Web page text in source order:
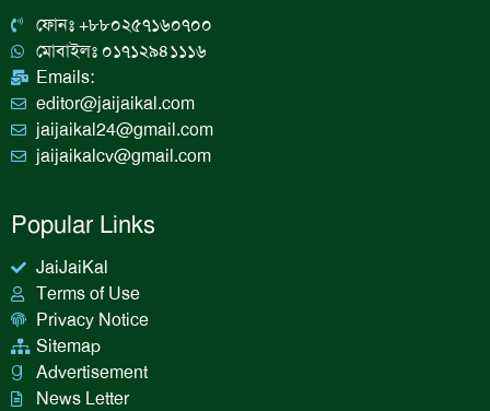
a
m
n
ফোনঃ +৮৮০২৫৭১৬০৭০০
মোবাইলঃ ০১৭১২৯৪১১১৬
Emails:
editor@jaijaikal.com
jaijaikal24@gmail.com
jaijaikalcv@gmail.com
Popular Links
JaiJaiKal
Terms of Use
Privacy Notice
Sitemap
Advertisement
News Letter